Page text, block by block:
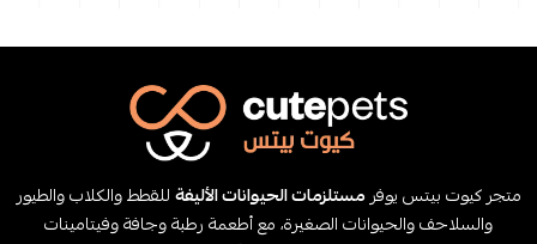
متجر كيوت بيتس يوفر مستلزمات الحيوانات الأليفةللقطط والكلاب والطيور
والسلاحف والحيوانات الصغيرة، مع أطعمة رطبة وجافة وفيتامينات